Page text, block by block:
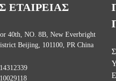
ΕΤΑΙΡΕΙΑΣ
40th, NO. 8B, New Everbright
Beijing, 101100, PR China